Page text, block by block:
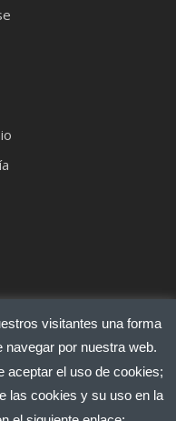
por
de Uso|Política
visitantes una forma
por nuestra web.
aceptar el uso de cookies;
las cookies y su uso en la